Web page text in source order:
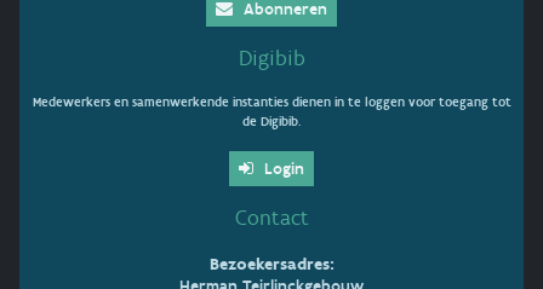
Abonneren
Digibib
Medewerkers en samenwerkende instanties dienen in te loggen voor toegang tot
de Digibib.
Login
Contact
Bezoekersadres: